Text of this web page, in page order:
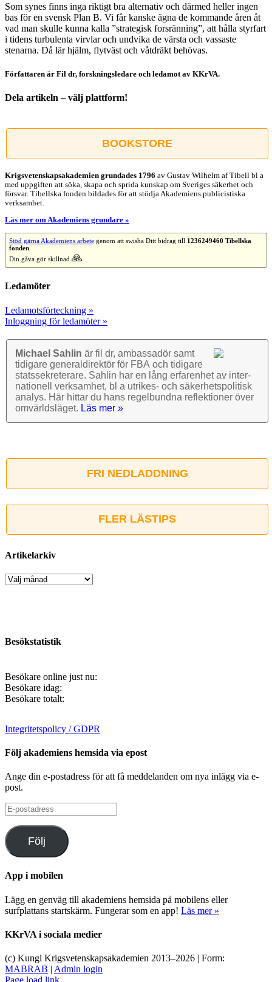
Som synes finns inga riktigt bra alternativ och därmed heller ingen
bas för en svensk Plan B. Vi får kanske ägna de kommande åren åt
vad man skulle kunna kalla ”strategisk forsränning”, att hålla styrfart
i tidens turbulenta virvlar och undvika de värsta och vassaste
stenarna. Då lär hjälm, flytväst och våtdräkt behövas.
Författaren är Fil dr, forskningsledare och ledamot av KKrVA.
Dela artikeln – välj plattform!
post
BOOKSTORE
Krigsvetenskap­sakademien grundades 1796 av Gustav Wilhelm af Tibell bl a
med uppgiften att söka, skapa och sprida kunskap om Sveriges säkerhet och
försvar. Tibellska fonden bildades för att stödja Akademiens publicistiska
verksamhet.
Läs mer om Akademiens grundare »
Stöd gärna Akademiens arbetegenom att swisha Ditt bidrag till 1236249460 Tibellska
fonden.
Din gåva gör skillnad 🙏
Ledamöter
Ledamotsförteckning »
Inloggning för ledamöter »
Michael Sahlin är fil dr, ambassadör samt
tidigare general­direktör för FBA och tidigare
stats­sekre­terare. Sahlin har en lång erfarenhet av inter­
nationell verk­samhet, bl a utrikes- och säkerhets­politisk
analys. Här hittar du hans regel­bundna reflek­tioner över
omvärlds­läget. Läs mer »
FRI NEDLADDNING
FLER LÄSTIPS
Artikelarkiv
Artikelarkiv
Besökstatistik
Besökare online just nu:
Besökare idag:
Besökare totalt:
Integritetspolicy / GDPR
Följ akademiens hemsida via epost
Ange din e-postadress för att få meddelanden om nya inlägg via e-
post.
E-
postadress
Följ
App i mobilen
Lägg en genväg till akademiens hemsida på mobilens eller
surfplattans startskärm. Fungerar som en app! Läs mer »
KKrVA i sociala medier
(c) Kungl Krigsvetenskapsakademien 2013–2026 | Form:
MABRAB | Admin login